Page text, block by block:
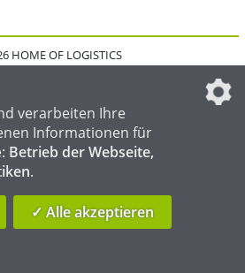
HOME OF LOGISTICS
IMPRESSUM
HOME OF FOUNDRY
verarbeiten Ihre
Informationen für
Betrieb der Webseite,
.
✓ Alle akzeptieren